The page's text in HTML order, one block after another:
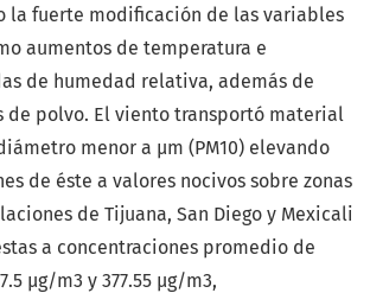
la fuerte modificación de las variables
aumentos de temperatura e
de humedad relativa, además de
de polvo. El viento transportó material
menor a μm (PM10) elevando
de éste a valores nocivos sobre zonas
de Tijuana, San Diego y Mexicali
a concentraciones promedio de
μg/m3 y 377.55 μg/m3,